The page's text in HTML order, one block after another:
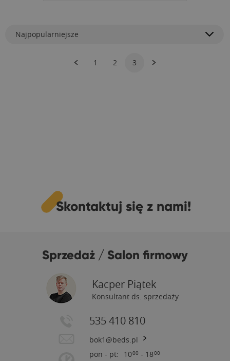
1 2 3
Najpopularniejsze
Skontaktuj się z nami!
Sprzedaż / Salon firmowy
Kacper Piątek
Konsultant ds. sprzedaży
535 410 810
bok1@beds.pl
pon - pt:
1000 - 1800